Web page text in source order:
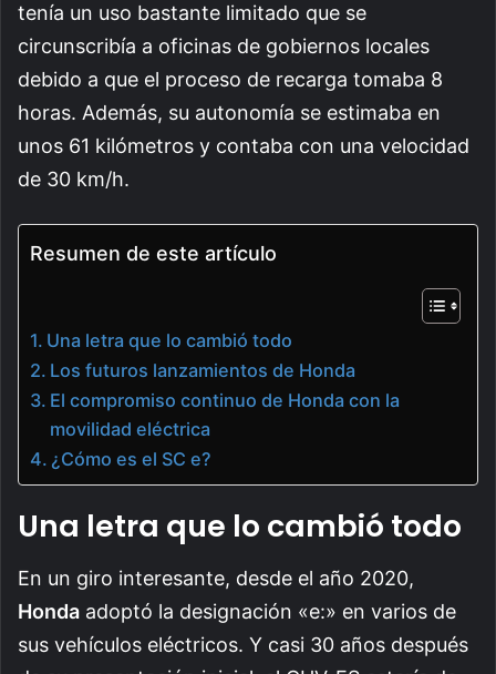
tenía un uso bastante limitado que se
circunscribía a oficinas de gobiernos locales
debido a que el proceso de recarga tomaba 8
horas. Además, su autonomía se estimaba en
unos 61 kilómetros y contaba con una velocidad
de 30 km/h.
Resumen de este artículo
Una letra que lo cambió todo
Los futuros lanzamientos de Honda
El compromiso continuo de Honda con la
movilidad eléctrica
¿Cómo es el SC e?
Una letra que lo cambió todo
En un giro interesante, desde el año 2020,
Honda adoptó la designación «e:» en varios de
sus vehículos eléctricos. Y casi 30 años después